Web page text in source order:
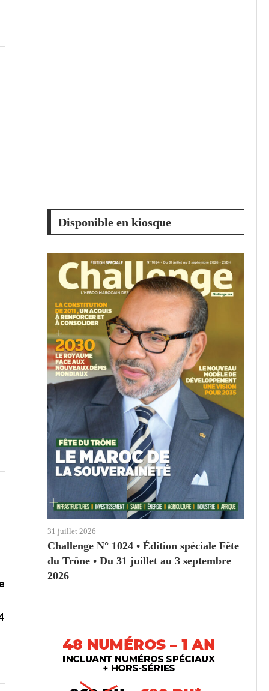
Disponible en kiosque
31 juillet 2026
Challenge N° 1024 • Édition spéciale Fête
du Trône • Du 31 juillet au 3 septembre
2026